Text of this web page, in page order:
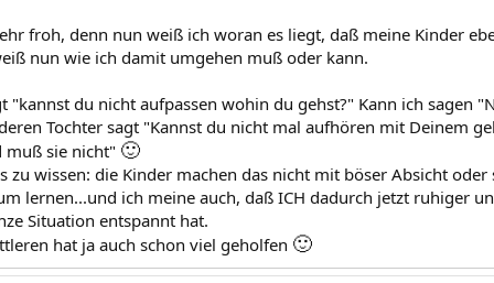
froh, denn nun weiß ich woran es liegt, daß meine Kinder
nun wie ich damit umgehen muß oder kann.
"kannst du nicht aufpassen wohin du gehst?" Kann ich sagen
Tochter sagt "Kannst du nicht mal aufhören mit Deinem
muß sie nicht" 🙂
zu wissen: die Kinder machen das nicht mit böser Absicht
lernen...und ich meine auch, daß ICH dadurch jetzt ruhiger
Situation entspannt hat.
hat ja auch schon viel geholfen 🙂